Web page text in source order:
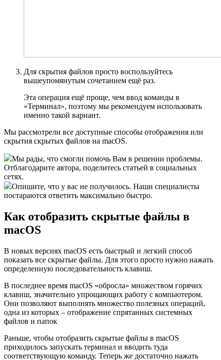
Для скрытия файлов просто воспользуйтесь
вышеупомянутым сочетанием ещё раз.
Эта операция ещё проще, чем ввод команды в
«Терминал», поэтому мы рекомендуем использовать
именно такой вариант.
Мы рассмотрели все доступные способы отображения или
скрытия скрытых файлов на macOS.
Мы рады, что смогли помочь Вам в решении проблемы.
Отблагодарите автора, поделитесь статьей в социальных
сетях.
Опишите, что у вас не получилось. Наши специалисты
постараются ответить максимально быстро.
Как отобразить скрытые файлы в
macOS
В новых версиях macOS есть быстрый и легкий способ
показать все скрытые файлы. Для этого просто нужно нажать
определенную последовательность клавиш.
В последнее время macOS «обросла» множеством горячих
клавиш, значительно упрощающих работу с компьютером.
Они позволяют выполнять множество полезных операций,
одна из которых – отображение спрятанных системных
файлов и папок
Раньше, чтобы отобразить скрытые файлы в macOS
приходилось запускать терминал и вводить туда
соответствующую команду. Теперь же достаточно нажать